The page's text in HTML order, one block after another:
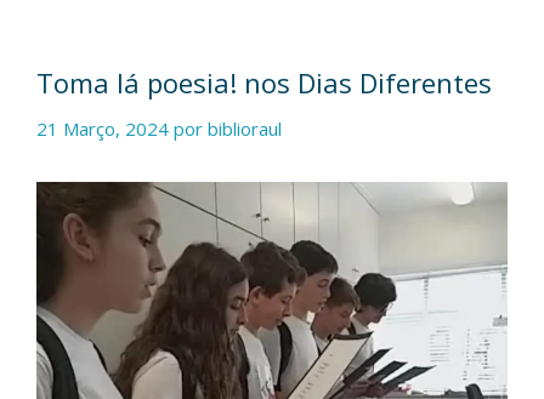
Toma lá poesia! nos Dias Diferentes
21 Março, 2024 por biblioraul